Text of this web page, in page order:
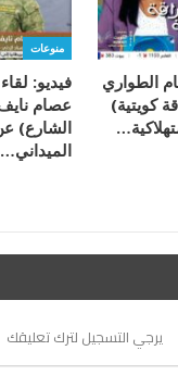
الطواري
كويتية)
منوعات
فيديو:
عصام
الشارع)
الميداني…
يرجي التسجيل لترك تعليقك